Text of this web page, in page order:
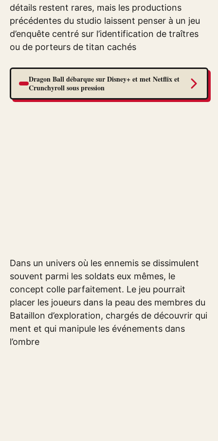
détails restent rares, mais les productions
précédentes du studio laissent penser à un jeu
d’enquête centré sur l’identification de traîtres
ou de porteurs de titan cachés
Dragon Ball débarque sur Disney+ et met Netflix et
Crunchyroll sous pression
Dans un univers où les ennemis se dissimulent
souvent parmi les soldats eux mêmes, le
concept colle parfaitement. Le jeu pourrait
placer les joueurs dans la peau des membres du
Bataillon d’exploration, chargés de découvrir qui
ment et qui manipule les événements dans
l’ombre